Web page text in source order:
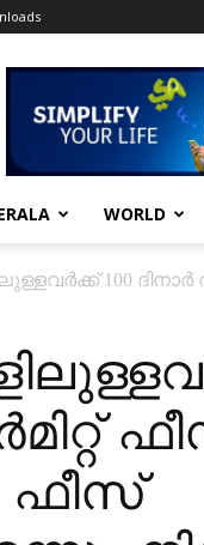
WORLD
100
ഫീസ്